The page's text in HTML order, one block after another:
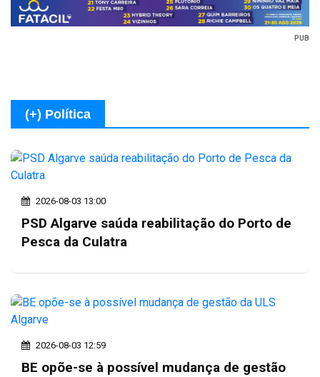
PUB
(+) Política
2026-08-03 13:00
PSD Algarve saúda reabilitação do Porto de
Pesca da Culatra
2026-08-03 12:59
BE opõe-se à possível mudança de gestão